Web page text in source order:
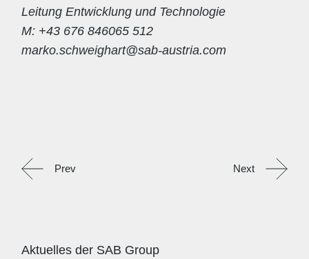
Leitung Entwicklung und Technologie
M: +43 676 846065 512
marko.schweighart@sab-austria.com
Prev Next
Aktuelles der SAB Group